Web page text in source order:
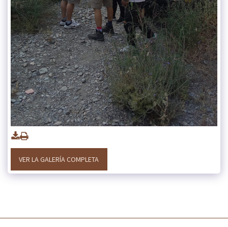
VER LA GALERÍA COMPLETA